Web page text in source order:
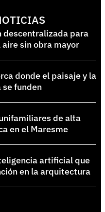
descentralizada para
sin obra mayor
donde el paisaje y la
funden
de alta
en el Maresme
artificial que
en la arquitectura